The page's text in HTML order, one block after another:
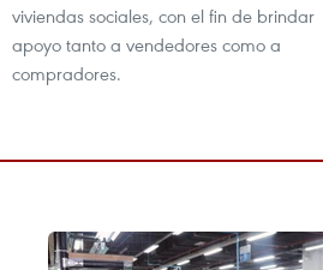
viviendas sociales, con el fin de brindar
apoyo tanto a vendedores como a
compradores.